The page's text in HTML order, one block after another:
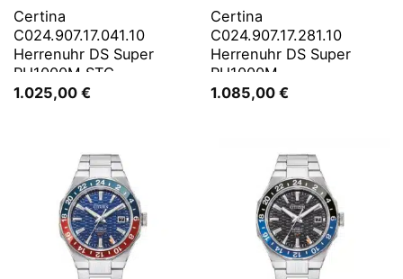
Certina
C024.907.17.041.10
Herrenuhr DS Super
PH1000M STC
1.025,00 €
Certina
C024.907.17.281.10
Herrenuhr DS Super
PH1000M
Schwarz/Orange LE
1.085,00 €